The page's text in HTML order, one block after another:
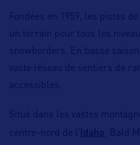
Fondées en 1959, les pistes
un terrain pour tous les
snowborders. En basse
vaste réseau de sentiers de
accessibles.
Situé dans les vastes
centre-nord de l’ Idaho
, Bald